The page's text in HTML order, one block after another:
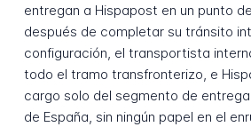
entregan a Hispapost en un punto
después de completar su tránsito
configuración, el transportista
todo el tramo transfronterizo, e
cargo solo del segmento de
de España, sin ningún papel en el